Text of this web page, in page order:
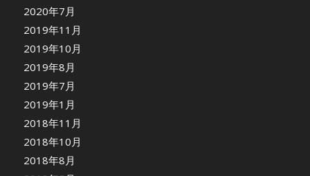
2020年7月
2019年11月
2019年10月
2019年8月
2019年7月
2019年1月
2018年11月
2018年10月
2018年8月